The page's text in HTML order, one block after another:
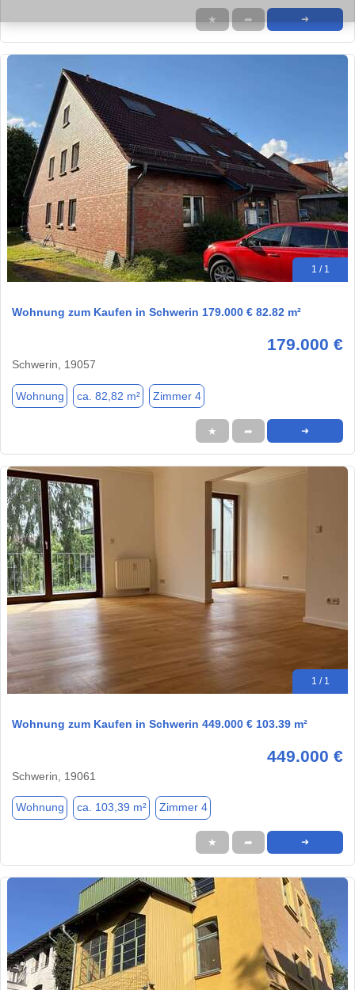
★ ➦ ➜
1 / 1
Wohnung zum Kaufen in Schwerin 179.000 € 82.82 m²
179.000 €
Schwerin, 19057
Wohnung ca. 82,82 m² Zimmer 4
★ ➦ ➜
1 / 1
Wohnung zum Kaufen in Schwerin 449.000 € 103.39 m²
449.000 €
Schwerin, 19061
Wohnung ca. 103,39 m² Zimmer 4
★ ➦ ➜